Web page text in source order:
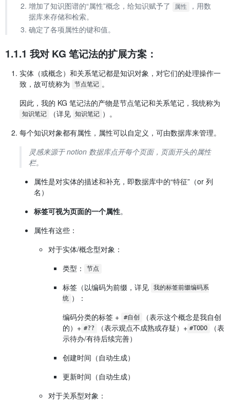
增加了知识图谱的“属性”概念，给知识赋予了
属性
，用数
据库来存储和检索。
确定了各项属性的键和值。
1.1.1 我对 KG 笔记法的扩展方案：
实体（或概念）和关系笔记都是知识对象，对它们的处理操作一
致，故可统称为
节点笔记 。
因此，我的 KG 笔记法的产物是节点笔记和关系笔记，我统称为
知识笔记 （详见 知识笔记 ）。
每个知识对象都有属性，属性可以自定义，可由数据库来管理。
灵感来源于 notion 数据库点开每个页面，页面开头的属性
栏。
属性是对实体的描述和补充，即数据库中的“特征”（or 列
名）
标签可视为页面的一个属性。
属性有这些：
对于实体/概念型对象：
类型：
节点
标签（以编码为前缀，详见
我的标签前缀编码系
统 ）：
编码分类的标签 +
#自创
（表示这个概念是我自创
的）+ #?? （表示观点不成熟或存疑）+ #TODO
（表
示待办/有待后续完善）
创建时间（自动生成）
更新时间（自动生成）
对于关系型对象：